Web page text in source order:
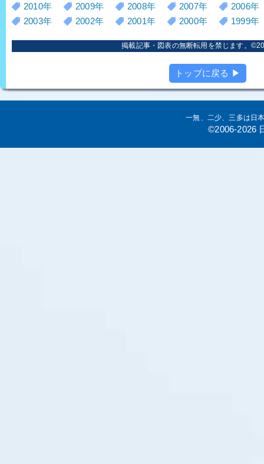
2010年
2009年 2008年 2007年
2006年
2003年
2002年 2001年 2000年 1999年
掲載記事・図表の無断転用を禁じます。
トップに戻る ▶
一無、二少、三多は日
©2006-2026